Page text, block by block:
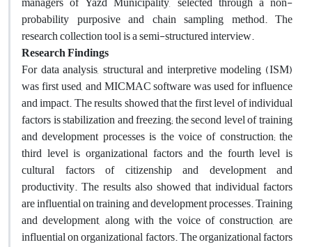
probability purposive and chain sampling method. The
research collection tool is a semi-structured interview.
Research Findings
For data analysis, structural and interpretive modeling (ISM)
was first used, and MICMAC software was used for influence
and impact. The results showed that the first level of individual
factors is stabilization and freezing; the second level of training
and development processes is the voice of construction; the
third level is organizational factors and the fourth level is
cultural factors of citizenship and development and
productivity. The results also showed that individual factors
are influential on training and development processes. Training
and development, along with the voice of construction, are
influential on organizational factors. The organizational factors